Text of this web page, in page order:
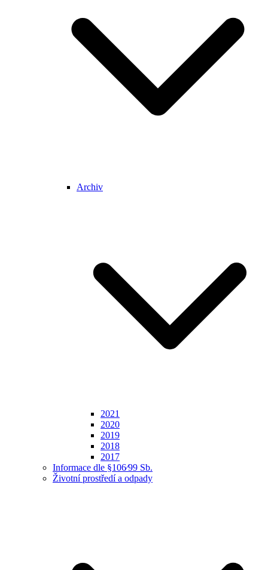
Archiv
2021
2020
2019
2018
2017
Informace dle §106⁄99 Sb.
Životní prostředí a odpady